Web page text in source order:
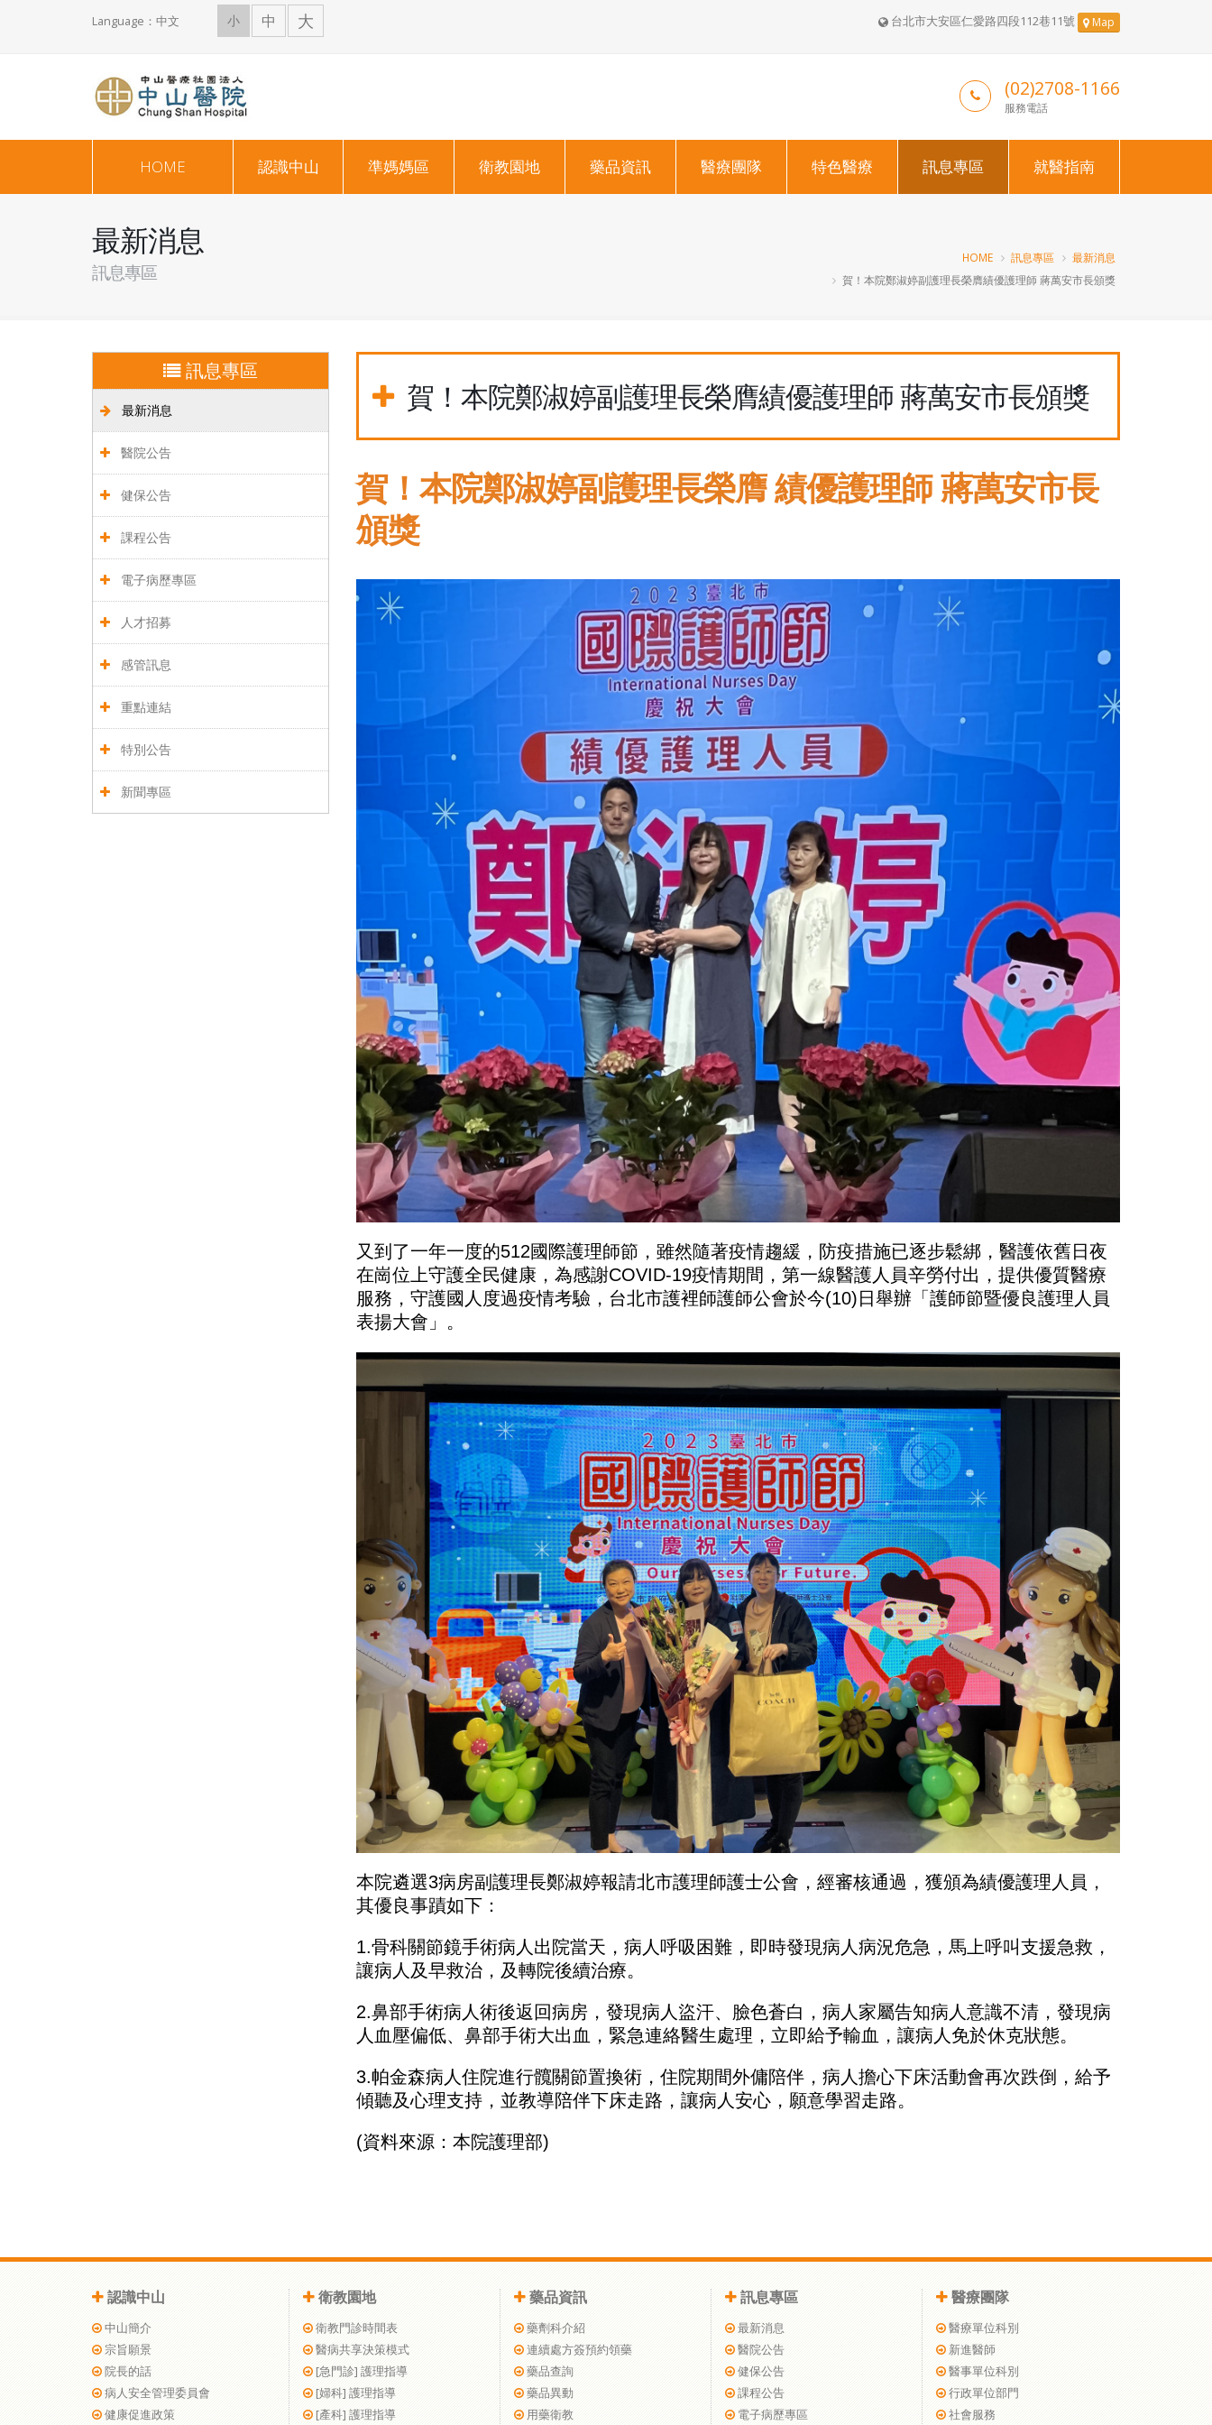
Language：中文 小 中 大 台北市大安區仁愛路四段112巷11號 Map
(02)2708-1166
服務電話
HOME 認識中山 準媽媽區 衛教園地 藥品資訊 醫療團隊 特色醫療 訊息專區 就醫指南
最新消息
訊息專區
HOME 訊息專區
最新消息
賀！本院鄭淑婷副護理長榮膺績優護理師 蔣萬安市長頒獎
訊息專區
最新消息
醫院公告
健保公告
課程公告
電子病歷專區
人才招募
感管訊息
重點連結
特別公告
新聞專區
賀！本院鄭淑婷副護理長榮膺績優護理師 蔣萬安市長頒獎
賀！本院鄭淑婷副護理長榮膺 績優護理師 蔣萬安市長
頒獎
又到了一年一度的512國際護理師節，雖然隨著疫情趨緩，防疫措施已逐步鬆綁，醫護依舊日夜
在崗位上守護全民健康，為感謝COVID-19疫情期間，第一線醫護人員辛勞付出，提供優質醫療
服務，守護國人度過疫情考驗，台北市護裡師護師公會於今(10)日舉辦「護師節暨優良護理人員
表揚大會」。
本院遴選3病房副護理長鄭淑婷報請北市護理師護士公會，經審核通過，獲頒為績優護理人員，
其優良事蹟如下：
1.骨科關節鏡手術病人出院當天，病人呼吸困難，即時發現病人病況危急，馬上呼叫支援急救，
讓病人及早救治，及轉院後續治療。
2.鼻部手術病人術後返回病房，發現病人盜汗、臉色蒼白，病人家屬告知病人意識不清，發現病
人血壓偏低、鼻部手術大出血，緊急連絡醫生處理，立即給予輸血，讓病人免於休克狀態。
3.帕金森病人住院進行髖關節置換術，住院期間外傭陪伴，病人擔心下床活動會再次跌倒，給予
傾聽及心理支持，並教導陪伴下床走路，讓病人安心，願意學習走路。
(資料來源：本院護理部)
認識中山
中山簡介
宗旨願景
院長的話
病人安全管理委員會
健康促進政策
衛教園地
衛教門診時間表
醫病共享決策模式
[急門診] 護理指導
[婦科] 護理指導
[產科] 護理指導
藥品資訊
藥劑科介紹
連續處方簽預約領藥
藥品查詢
藥品異動
用藥衛教
訊息專區
最新消息
醫院公告
健保公告
課程公告
電子病歷專區
醫療團隊
醫療單位科別
新進醫師
醫事單位科別
行政單位部門
社會服務